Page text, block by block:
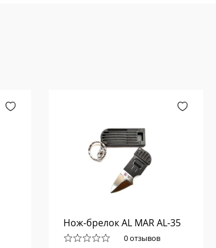
Нож-брелок AL MAR AL-35
0 отзывов